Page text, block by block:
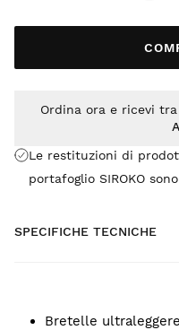
Le restituzioni di
portafoglio SIROKO sono
Ordina ora e ricevi
SPECIFICHE TECNICHE
Bretelle ultraleggere